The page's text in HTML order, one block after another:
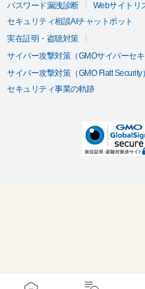
パスワード漏洩診断
Webサイトリ
セキュリティ相談AIチャットボット
実在証明・盗聴対策
サイバー攻撃対策（GMOサイバーセキ
サイバー攻撃対策（GMO Flatt Security）
セキュリティ事業の軌跡